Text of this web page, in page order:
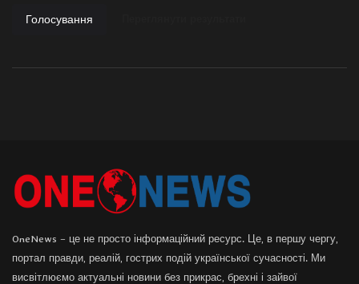
Голосування
OneNews – це не просто інформаційний ресурс. Це, в першу чергу,
портал правди, реалій, гострих подій української сучасності. Ми
висвітлюємо актуальні новини без прикрас, брехні і зайвої